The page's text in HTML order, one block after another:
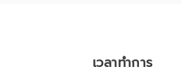
เวลาทำการ